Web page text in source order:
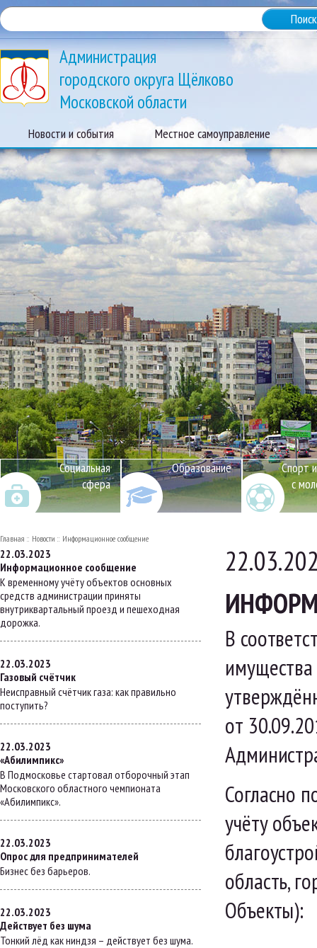
Администрация
городского округа Щёлково
Московской области
Новости и события Местное самоуправление
Социальная
сфера
Образование
Спорт
с
Главная Новости Информационное сообщение
22.03.2023
Информационное сообщение
К временному учёту объектов основных
средств администрации приняты
внутриквартальный проезд и пешеходная
дорожка.
22.03.2023
Газовый счётчик
Неисправный счётчик газа: как правильно
поступить?
22.03.2023
«Абилимпикс»
В Подмосковье стартовал отборочный этап
Московского областного чемпионата
«Абилимпикс».
22.03.2023
Опрос для предпринимателей
Бизнес без барьеров.
22.03.2023
Действует без шума
Тонкий лёд как ниндзя – действует без шума.
В
имущества
от
Согласно
учёту
область,
Объекты):